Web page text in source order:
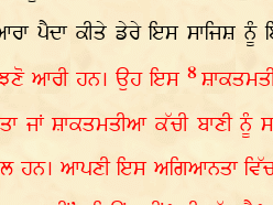
ਪੈਦਾ ਕੀਤੇ ਡੇਰੇ ਇਸ ਸਾਜਿਸ਼ ਨੂੰ
ਆਰੀ ਹਨ। ਉਹ ਇਸ 8
ਜਾਂ ਸ਼ਾਕਤਮਤੀਆ ਕੱਚੀ ਬਾਣੀ
ਹਨ। ਆਪਣੀ ਇਸ ਅਗਿਆਨਤਾ